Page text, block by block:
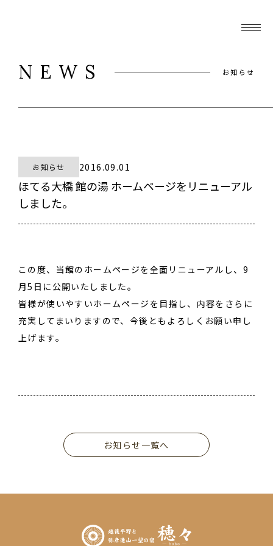
NEWS お知らせ
お知らせ 2016.09.01
ほてる大橋 館の湯 ホームページをリニューアル
しました。
この度、当館のホームページを全面リニューアルし、9
月5日に公開いたしました。
皆様が使いやすいホームページを目指し、内容をさらに
充実してまいりますので、今後ともよろしくお願い申し
上げます。
お知らせ一覧へ